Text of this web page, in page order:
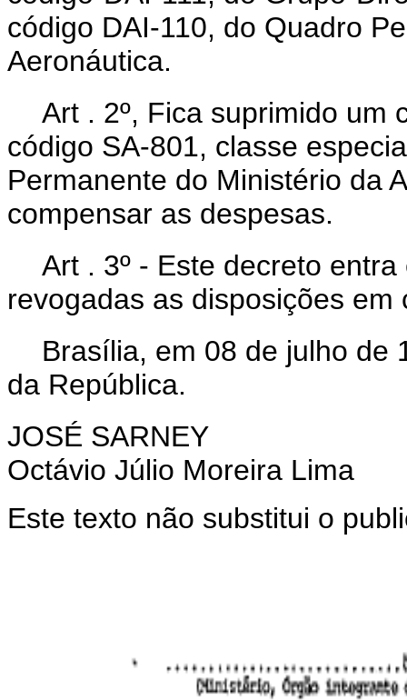
código DAI-110, do Quadro
Aeronáutica.
Art . 2º, Fica suprimido um
código SA-801, classe
Permanente do Ministério da
compensar as despesas.
Art . 3º - Este decreto
revogadas as disposições em
Brasília, em 08 de julho de
da República.
JOSÉ SARNEY
Octávio Júlio Moreira Lima
Este texto não substitui o